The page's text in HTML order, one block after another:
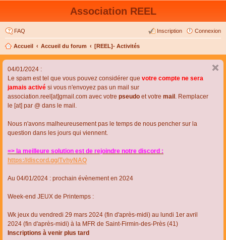
Association REEL
FAQ Connexion
Inscription
Accueil Accueil du forum [REEL]- Activités
04/01/2024 :
Le spam est tel que vous pouvez considérer que votre compte ne sera
jamais activé si vous n'envoyez pas un mail sur
association.reel[at]gmail.com avec votre pseudo et votre mail . Remplacer
le [at] par @ dans le mail.
Nous n'avons malheureusement pas le temps de nous pencher sur la
question dans les jours qui viennent.
=> la meilleure solution est de rejoindre notre discord :
https://discord.gg/TvhyNAQ
Au 04/01/2024 : prochain évènement en 2024
Week-end JEUX de Printemps :
Wk jeux du vendredi 29 mars 2024 (fin d'après-midi) au lundi 1er avril
2024 (fin d'après-midi) à la MFR de Saint-Firmin-des-Près (41)
Inscriptions à venir plus tard